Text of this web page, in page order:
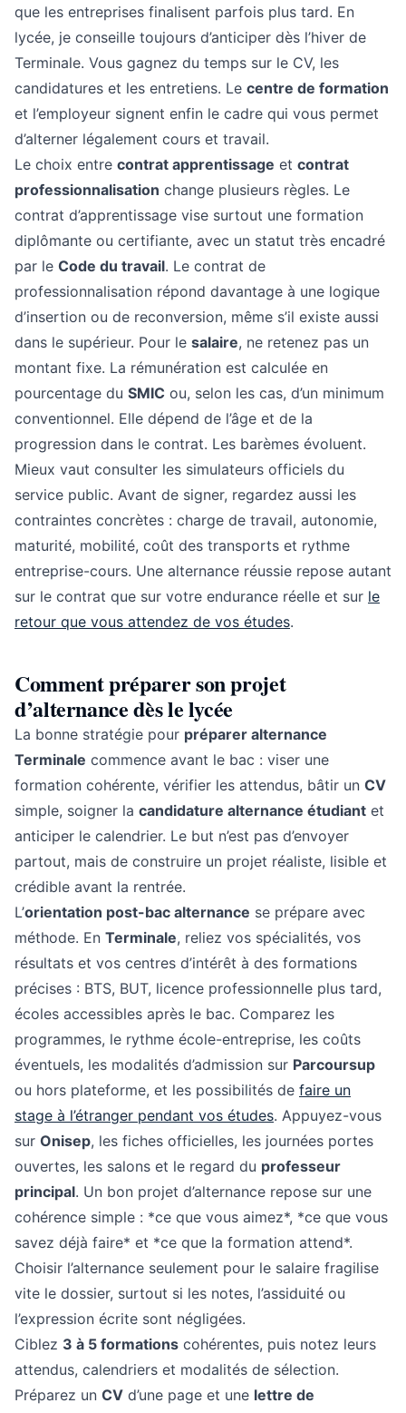
que les entreprises finalisent parfois plus tard. En
lycée, je conseille toujours d’anticiper dès l’hiver de
Terminale. Vous gagnez du temps sur le CV, les
candidatures et les entretiens. Le centre de formation
et l’employeur signent enfin le cadre qui vous permet
d’alterner légalement cours et travail.
Le choix entre contrat apprentissage et contrat
professionnalisation change plusieurs règles. Le
contrat d’apprentissage vise surtout une formation
diplômante ou certifiante, avec un statut très encadré
par le Code du travail. Le contrat de
professionnalisation répond davantage à une logique
d’insertion ou de reconversion, même s’il existe aussi
dans le supérieur. Pour le salaire, ne retenez pas un
montant fixe. La rémunération est calculée en
pourcentage du SMIC ou, selon les cas, d’un minimum
conventionnel. Elle dépend de l’âge et de la
progression dans le contrat. Les barèmes évoluent.
Mieux vaut consulter les simulateurs officiels du
service public. Avant de signer, regardez aussi les
contraintes concrètes : charge de travail, autonomie,
maturité, mobilité, coût des transports et rythme
entreprise-cours. Une alternance réussie repose autant
sur le contrat que sur votre endurance réelle et sur le
retour que vous attendez de vos études.
Comment préparer son projet
d’alternance dès le lycée
La bonne stratégie pour préparer alternance
Terminale commence avant le bac : viser une
formation cohérente, vérifier les attendus, bâtir un CV
simple, soigner la candidature alternance étudiant et
anticiper le calendrier. Le but n’est pas d’envoyer
partout, mais de construire un projet réaliste, lisible et
crédible avant la rentrée.
L’orientation post-bac alternance se prépare avec
méthode. En Terminale, reliez vos spécialités, vos
résultats et vos centres d’intérêt à des formations
précises : BTS, BUT, licence professionnelle plus tard,
écoles accessibles après le bac. Comparez les
programmes, le rythme école-entreprise, les coûts
éventuels, les modalités d’admission sur Parcoursup
ou hors plateforme, et les possibilités de faire un
stage à l’étranger pendant vos études. Appuyez-vous
sur Onisep, les fiches officielles, les journées portes
ouvertes, les salons et le regard du professeur
principal. Un bon projet d’alternance repose sur une
cohérence simple : *ce que vous aimez*, *ce que vous
savez déjà faire* et *ce que la formation attend*.
Choisir l’alternance seulement pour le salaire fragilise
vite le dossier, surtout si les notes, l’assiduité ou
l’expression écrite sont négligées.
Ciblez 3 à 5 formations cohérentes, puis notez leurs
attendus, calendriers et modalités de sélection.
Préparez un CV d’une page et une lettre de